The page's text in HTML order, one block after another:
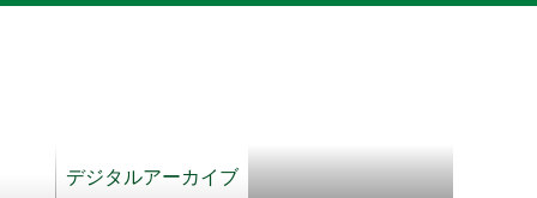
デジタルアーカイブ